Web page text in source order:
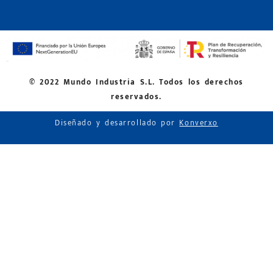
© 2022 Mundo Industria S.L. Todos los derechos
reservados.
Diseñado y desarrollado porKonverxo